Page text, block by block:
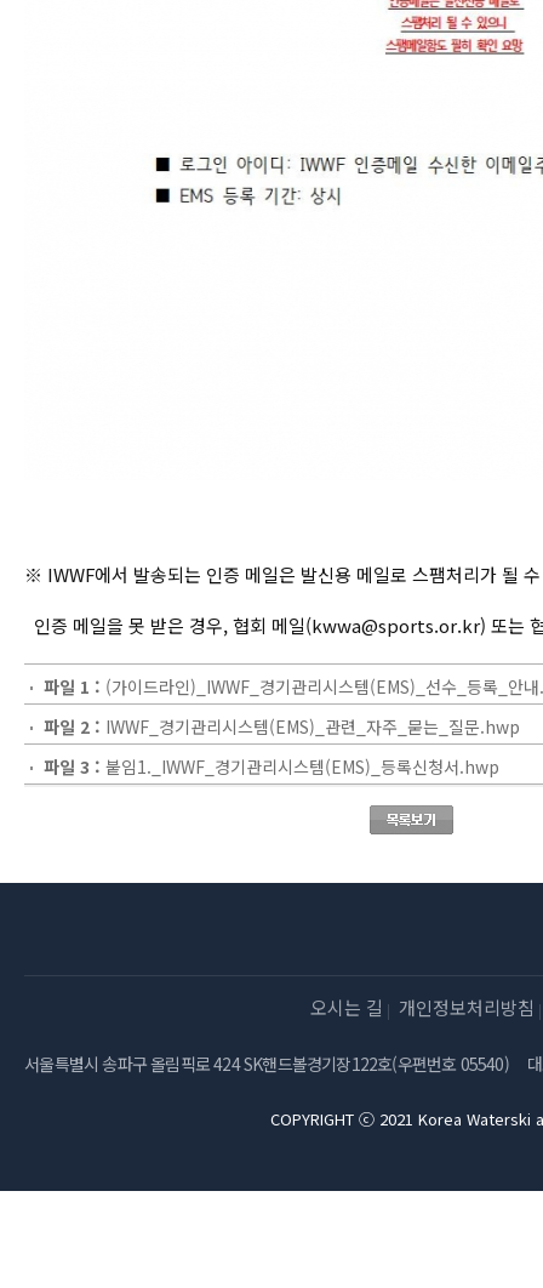
※ IWWF에서 발송되는 인증 메일은 발신용 메일로 스팸처리가 될
인증 메일을 못 받은 경우, 협회 메일(kwwa@sports.or.kr) 또는
파일 1 : (가이드라인)_IWWF_경기관리시스템(EMS)_선수_등록_안
파일 2 : IWWF_경기관리시스템(EMS)_관련_자주_묻는_질문.hwp
파일 3 : 붙임1._IWWF_경기관리시스템(EMS)_등록신청서.hwp
오시는 길 개인정보처리방침
서울특별시 송파구 올림픽로 424 SK핸드볼경기장122호(우편번호 05540)
COPYRIGHT ⓒ 2021 Korea Waterski